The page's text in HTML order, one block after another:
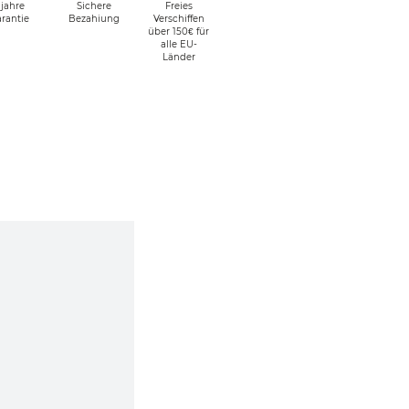
Sichere
Bezahiung
Freies
Verschiffen
über 150€ für
alle EU-
Länder